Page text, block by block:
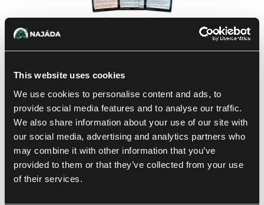
This website uses cookies
We use cookies to personalise content and ads, to
provide social media features and to analyse our traffic.
We also share information about your use of our site with
our social media, advertising and analytics partners who
may combine it with other information that you’ve
provided to them or that they’ve collected from your use
of their services.
Edge of Eternities: Common Set